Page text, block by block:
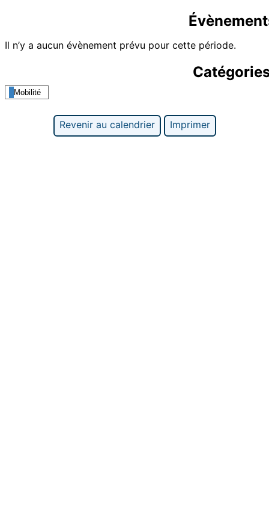
Il n’y a aucun évènement prévu pour cette période.
Mobilité
Revenir au calendrier Imprimer